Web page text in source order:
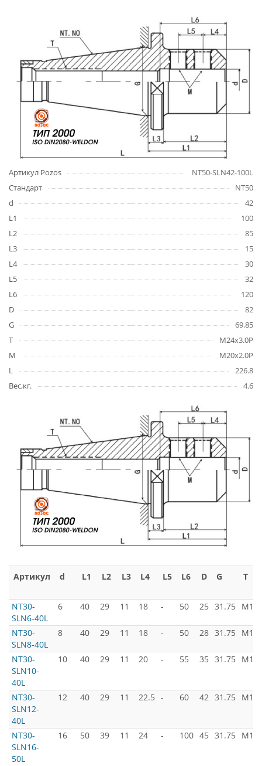
Артикул Pozos
NT50-SLN42-100L
Стандарт
NT50
d
42
L1
100
L2
85
L3
15
L4
30
L5
32
L6
120
D
82
G
69.85
T
M24x3.0P
M
M20x2.0P
L
226.8
Вес,кг.
4.6
Артикул d L1 L2 L3 L4 L5 L6 D G T
NT30-
SLN6-40L
6 40 29 11 18 - 50 25 31.75
NT30-
SLN8-40L
8 40 29 11 18 - 50 28 31.75
NT30-
SLN10-
40L
10 40 29 11 20 - 55 35 31.75
NT30-
SLN12-
40L
12 40 29 11 22.5 - 60 42 31.75
NT30-
SLN16-
50L
16 50 39 11 24 - 100 45 31.75